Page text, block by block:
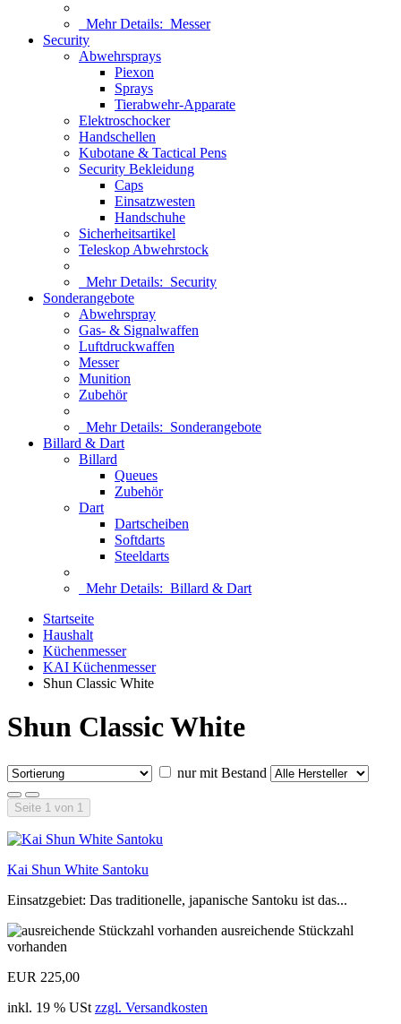
Mehr Details: Messer
Security
Abwehrsprays
Piexon
Sprays
Tierabwehr-Apparate
Elektroschocker
Handschellen
Kubotane & Tactical Pens
Security Bekleidung
Caps
Einsatzwesten
Handschuhe
Sicherheitsartikel
Teleskop Abwehrstock
Mehr Details: Security
Sonderangebote
Abwehrspray
Gas- & Signalwaffen
Luftdruckwaffen
Messer
Munition
Zubehör
Mehr Details: Sonderangebote
Billard & Dart
Billard
Queues
Zubehör
Dart
Dartscheiben
Softdarts
Steeldarts
Mehr Details: Billard & Dart
Startseite
Haushalt
Küchenmesser
KAI Küchenmesser
Shun Classic White
Shun Classic White
nur mit Bestand
Seite 1 von 1
Kai Shun White Santoku
Einsatzgebiet: Das traditionelle, japanische Santoku ist das...
ausreichende Stückzahl
vorhanden
EUR 225,00
inkl. 19 % USt zzgl. Versandkosten